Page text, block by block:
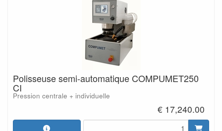
Polisseuse semi-automatique COMPUMET250
CI
Pression centrale + individuelle
€ 17,240.00